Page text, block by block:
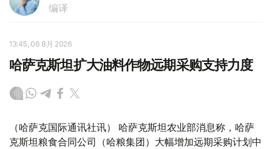
编译
13:45, 06 8月 2026
哈萨克斯坦扩大油料作物远期采购支持力度
（哈萨克国际通讯社讯） 哈萨克斯坦农业部消息称，哈萨
克斯坦粮食合同公司（哈粮集团）大幅增加远期采购计划中